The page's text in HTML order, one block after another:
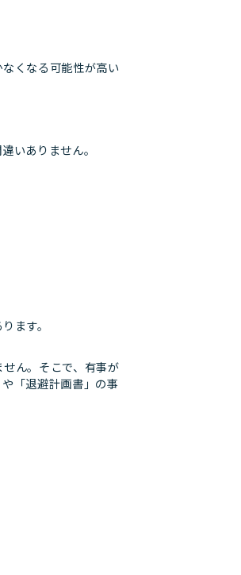
くなる可能性が高い
いありません。
ます。
ん。そこで、有事が
「退避計画書」の事